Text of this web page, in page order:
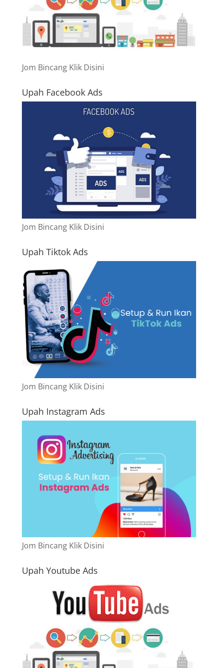
Jom Bincang Klik Disini
Upah Facebook Ads
Jom Bincang Klik Disini
Upah Tiktok Ads
Jom Bincang Klik Disini
Upah Instagram Ads
Jom Bincang Klik Disini
Upah Youtube Ads